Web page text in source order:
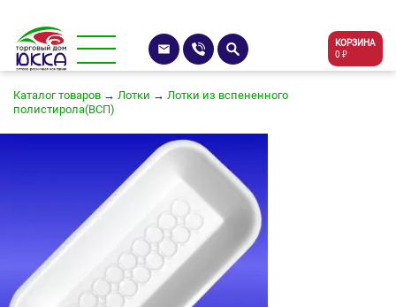
КОРЗИНА
0 ₽
Каталог товаров → Лотки → Лотки из вспененного
полистирола(ВСП)